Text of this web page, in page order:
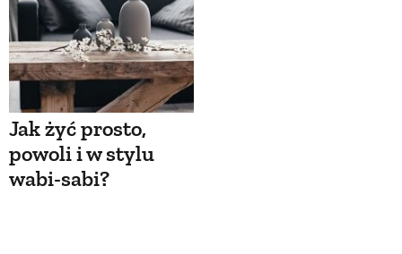
Jak żyć prosto,
powoli i w stylu
wabi-sabi?